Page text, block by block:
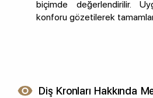
biçimde değerlendirilir.
konforu gözetilerek
Diş Kronları Hakkında